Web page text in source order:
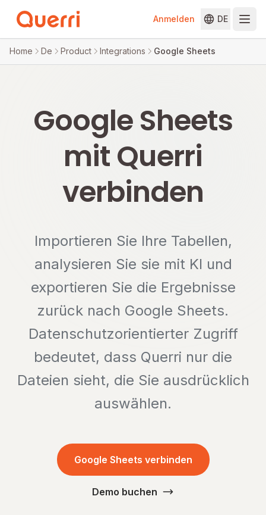
Skip to content
Anmelden DE
Home De Product Integrations Google Sheets
Google Sheets
mit Querri
verbinden
Importieren Sie Ihre Tabellen,
analysieren Sie sie mit KI und
exportieren Sie die Ergebnisse
zurück nach Google Sheets.
Datenschutzorientierter Zugriff
bedeutet, dass Querri nur die
Dateien sieht, die Sie ausdrücklich
auswählen.
Google Sheets verbinden
Demo buchen